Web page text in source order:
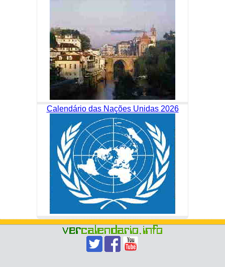
Calendário das Nações Unidas 2026